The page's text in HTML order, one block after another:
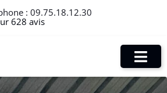
: 09.75.18.12.30
628 avis